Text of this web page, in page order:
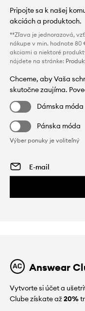
Pripojte sa k našej
akciách a produktoch.
**Zľava je jednorazová,
nákupe v min. hodnote 80
akciami a niektoré
nájdete na stránke:
Chceme, aby Vaša
skutočne zaujíma.
Dámska móda
Pánska móda
Výber ponuky je voliteľný
Answear
Vytvorte si účet a
Clube získate až20%